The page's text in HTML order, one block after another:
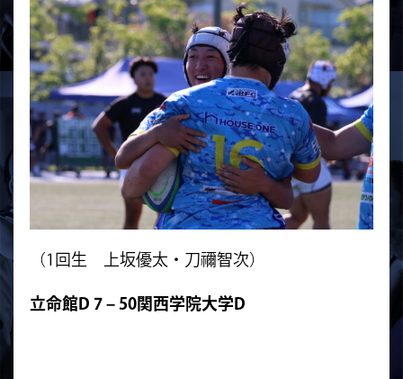
（1回生 上坂優太・刀禰智次）
立命館D 7 – 50関西学院大学D